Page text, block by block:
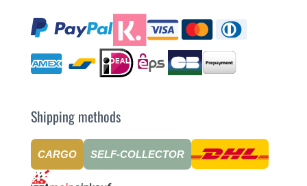
Shipping methods
CARGO SELF-COLLECTOR